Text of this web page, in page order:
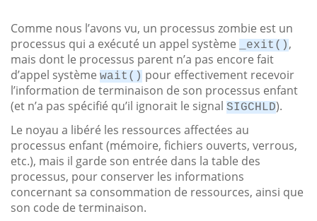
Comme nous l’avons vu, un processus zombie est un
processus qui a exécuté un appel système
_exit() ,
mais dont le processus parent n’a pas encore fait
d’appel système wait() pour effectivement recevoir
l’information de terminaison de son processus enfant
(et n’a pas spécifié qu’il ignorait le signal SIGCHLD).
Le noyau a libéré les ressources affectées au
processus enfant (mémoire, fichiers ouverts, verrous,
etc.), mais il garde son entrée dans la table des
processus, pour conserver les informations
concernant sa consommation de ressources, ainsi que
son code de terminaison.